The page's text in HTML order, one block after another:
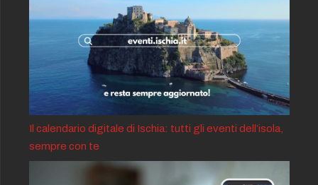
Il calendario digitale di Ischia: tutti gli eventi dell’isola,
sempre con te